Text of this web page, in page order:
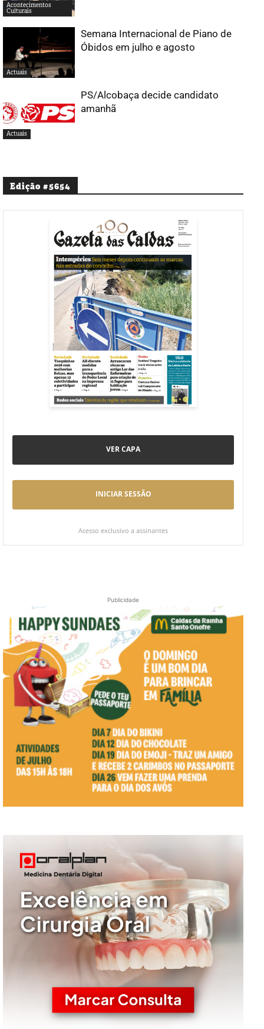
Acontecimentos
Culturais
Actuais
Semana Internacional de Piano de
Óbidos em julho e agosto
Actuais
PS/Alcobaça decide candidato
amanhã
Edição #5654
VER CAPA
INICIAR SESSÃO
Acesso exclusivo a assinantes
Publicidade